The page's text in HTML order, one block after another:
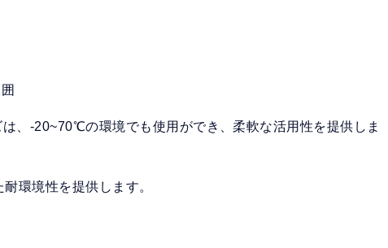
、-20~70℃の環境でも使用ができ、柔軟な活用性を提供しま
環境性を提供します。